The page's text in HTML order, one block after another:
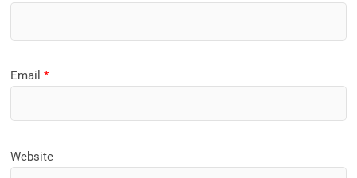
Email*
Website